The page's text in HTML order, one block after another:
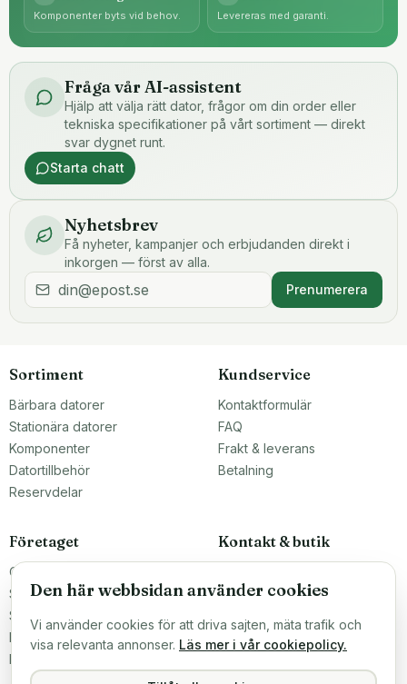
Komponenter byts vid behov. Levereras med garanti.
Fråga vår AI-assistent
Hjälp att välja rätt dator, frågor om din order eller
tekniska specifikationer på vårt sortiment — direkt
svar dygnet runt.
Starta chatt
Nyhetsbrev
Få nyheter, kampanjer och erbjudanden direkt i
inkorgen — först av alla.
Prenumerera
Sortiment
Bärbara datorer
Stationära datorer
Komponenter
Datortillbehör
Reservdelar
Kundservice
Kontaktformulär
FAQ
Frakt & leverans
Betalning
Företaget
Om oss
Större inköp?
Sälj till oss
Köpvillkor
Integritetspolicy
Kontakt & butik
Malmö, Sverige
ÖPPETTIDER
Mån–Fre 10–16
Hitta hit →
Den här webbsidan använder cookies
Vi använder cookies för att driva sajten, mäta trafik och
visa relevanta annonser. Läs mer i vår cookiepolicy.